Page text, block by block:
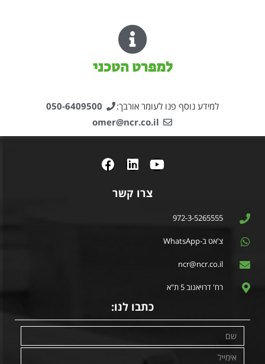
למפרט הטכני
למידע נוסף פנו לעומר אורבך:
050-6409500
omer@ncr.co.il
צרו קשר
972-3-5265555
צ'אט ב-WhatsApp
ncr@ncr.co.il
רח' דרויאנוב 5 ת"א
כתבו לנו: